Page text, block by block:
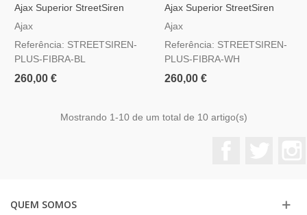
Ajax Superior StreetSiren
Plus Fibra Preto — Sirene De
Certificação Grau 3 E NFA2P
Ajax
Referência: STREETSIREN-
PLUS-FIBRA-BL
260,00 €
Ajax Superior StreetSiren
Plus Fibra Branco — Sirene
Certificação Grau 3 E NFA2P
Ajax
Referência: STREETSIREN-
PLUS-FIBRA-WH
260,00 €
Mostrando 1-10 de um total de 10 artigo(s)
QUEM SOMOS